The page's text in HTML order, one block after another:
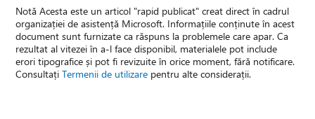
Notă Acesta este un articol "rapid publicat" creat direct în cadrul
organizației de asistență Microsoft. Informațiile conținute în acest
document sunt furnizate ca răspuns la problemele care apar. Ca
rezultat al vitezei în a-l face disponibil, materialele pot include
erori tipografice și pot fi revizuite în orice moment, fără notificare.
ConsultațiTermenii de utilizare pentru alte considerații.